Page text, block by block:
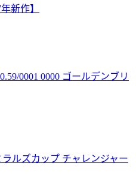
新作】
0001 0000 ゴールデンブリ
ルズカップ チャレンジャー